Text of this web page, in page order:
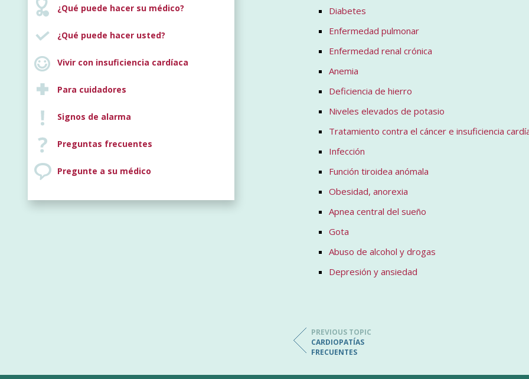
¿Qué puede hacer su médico?
¿Qué puede hacer usted?
Vivir con insuficiencia cardíaca
Para cuidadores
Signos de alarma
Preguntas frecuentes
Pregunte a su médico
Diabetes
Enfermedad pulmonar
Enfermedad renal crónica
Anemia
Deficiencia de hierro
Niveles elevados de potasio
Tratamiento contra el cáncer e insuficiencia
Infección
Función tiroidea anómala
Obesidad, anorexia
Apnea central del sueño
Gota
Abuso de alcohol y drogas
Depresión y ansiedad
PREVIOUS TOPIC
CARDIOPATÍAS
FRECUENTES